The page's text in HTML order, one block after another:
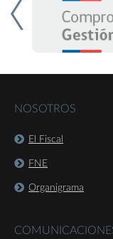
NOSOTROS
El Fiscal
FNE
Organigrama